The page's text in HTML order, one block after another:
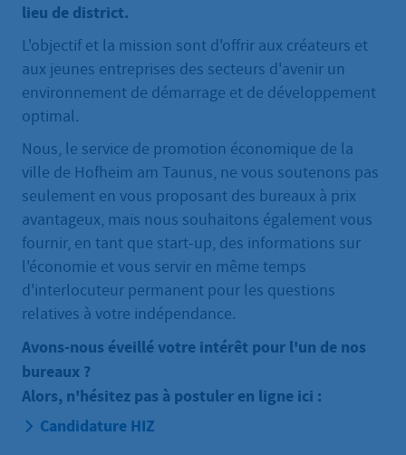
lieu de district.
L'objectif et la mission sont d'offrir aux créateurs et
aux jeunes entreprises des secteurs d'avenir un
environnement de démarrage et de développement
optimal.
Nous, le service de promotion économique de la
ville de Hofheim am Taunus, ne vous soutenons pas
seulement en vous proposant des bureaux à prix
avantageux, mais nous souhaitons également vous
fournir, en tant que start-up, des informations sur
l'économie et vous servir en même temps
d'interlocuteur permanent pour les questions
relatives à votre indépendance.
Avons-nous éveillé votre intérêt pour l'un de nos
bureaux ?
Alors, n'hésitez pas à postuler en ligne ici :
Candidature HIZ